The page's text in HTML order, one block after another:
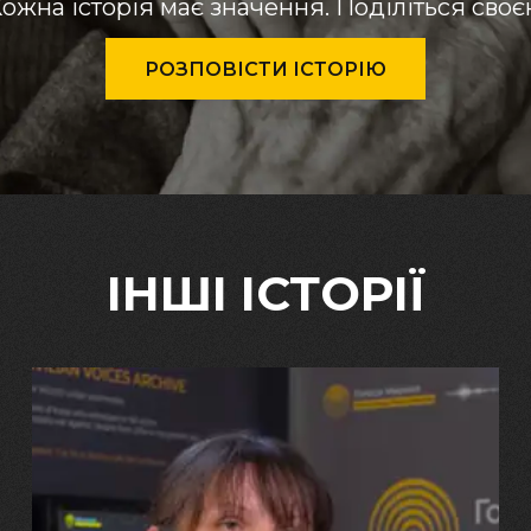
історія має значення. Поділіться
РОЗПОВІСТИ ІСТОРІЮ
ІНШІ ІСТОРІЇ